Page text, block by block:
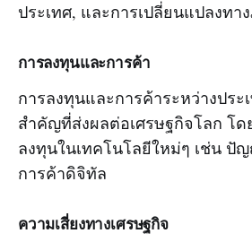
ประเทศ, และการเปลี่ยนแปลงทา
การลงทุนและการค้า
การลงทุนและการค้าระหว่างประ
สำคัญที่ส่งผลต่อเศรษฐกิจโลก โด
ลงทุนในเทคโนโลยีใหม่ๆ เช่น ปั
การค้าดิจิทัล
ความเสี่ยงทางเศรษฐกิจ